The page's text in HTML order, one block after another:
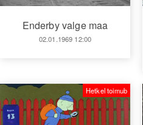
Enderby valge maa
02.01.1969 12:00
Hetkel toimub